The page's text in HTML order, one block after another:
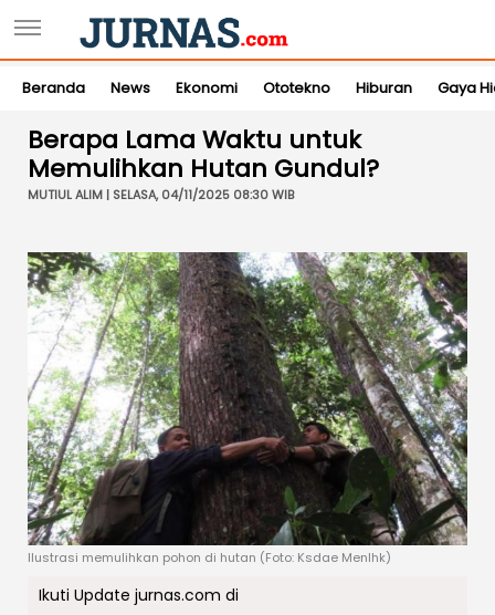
Beranda News Ekonomi Ototekno Hiburan Gaya
Berapa Lama Waktu untuk
Memulihkan Hutan Gundul?
MUTIUL ALIM | SELASA, 04/11/2025 08:30 WIB
Ilustrasi memulihkan pohon di hutan (Foto: Ksdae Menlhk)
Ikuti Update jurnas.com di